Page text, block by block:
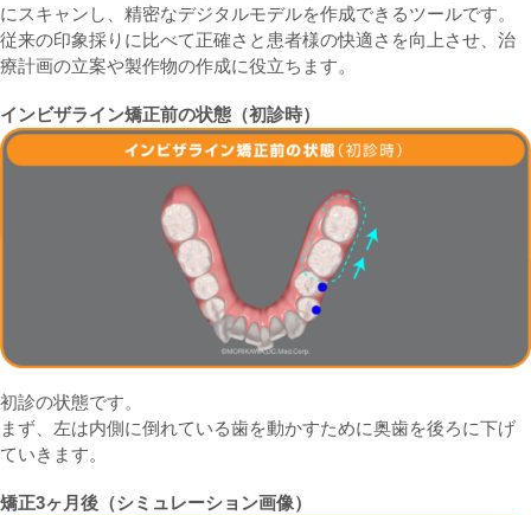
にスキャンし、精密なデジタルモデルを作成できるツールです。
従来の印象採りに比べて正確さと患者様の快適さを向上させ、治
療計画の立案や製作物の作成に役立ちます。
インビザライン矯正前の状態（初診時）
初診の状態です。
まず、左は内側に倒れている歯を動かすために奥歯を後ろに下げ
ていきます。
矯正3ヶ月後（シミュレーション画像）